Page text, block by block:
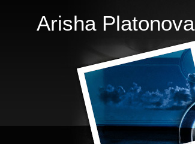
Arisha Platonova